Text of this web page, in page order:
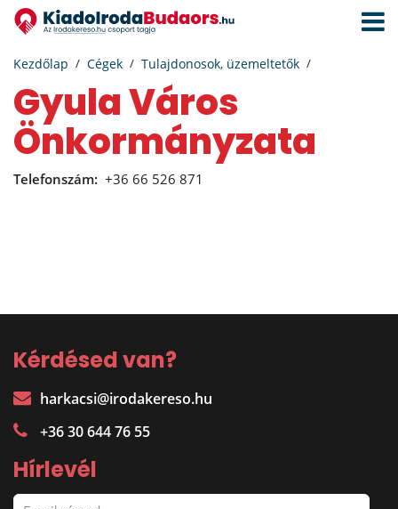
Kezdőlap Cégek Tulajdonosok, üzemeltetők
Gyula Város
Önkormányzata
Telefonszám: +36 66 526 871
Kérdésed van?
harkacsi@irodakereso.hu
+36 30 644 76 55
Hírlevél